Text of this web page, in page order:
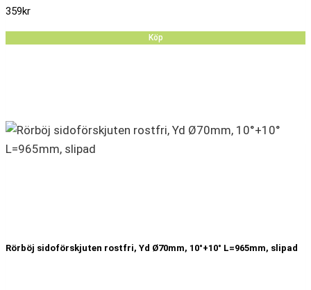
359kr
Köp
Rörböj sidoförskjuten rostfri, Yd Ø70mm, 10°+10° L=965mm, slipad